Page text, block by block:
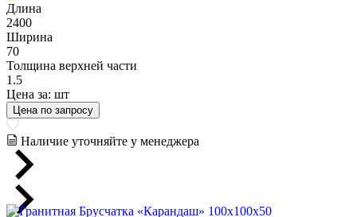
Длина
2400
Ширина
70
Толщина верхней части
1.5
Цена за: шт
Цена по запросу
Наличие уточняйте у менеджера